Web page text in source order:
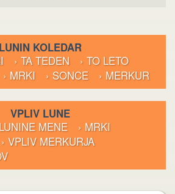
LUNIN KOLEDAR
› TA TEDEN
› TO LETO
› MRKI › SONCE › MERKUR
VPLIV LUNE
MENE
› MRKI
› VPLIV MERKURJA